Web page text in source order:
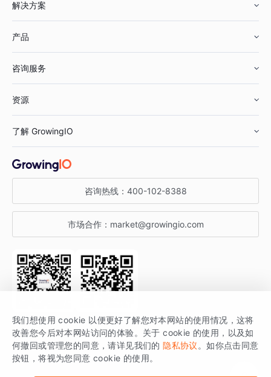
解决方案
鞋服行业
汽车行业
金融行业
产品
智能运营
获客分析
咨询服务
资源
增长公开课
增长博客
开发者文档
SDK 文档
场景指南
了解 GrowingIO
关于 GrowingIO
增长大会
行业活动
咨询热线： 400-102-8388
市场合作： market@growingio.com
关注公众号 获取更多干货
GrowingIO 是专注于数据智能分析与增长的品牌，核心平台为 GrowingIO
分析云。
我们想使用 cookie 以便更好了解您对本网站的使用情况，这将
改善您今后对本网站访问的体验。关于 cookie 的使用，以及如
何撤回或管理您的同意，请详见我们的 隐私协议 。如你点击同意
按钮，将视为您同意 cookie 的使用。